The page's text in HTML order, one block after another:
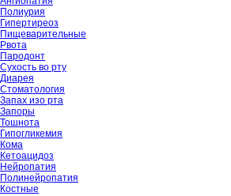
Полиурия
Гипертиреоз
Пищеварительные
Рвота
Пародонт
Сухость во рту
Диарея
Стоматология
Запах изо рта
Запоры
Тошнота
Гипогликемия
Кома
Кетоацидоз
Нейропатия
Полинейропатия
Костные